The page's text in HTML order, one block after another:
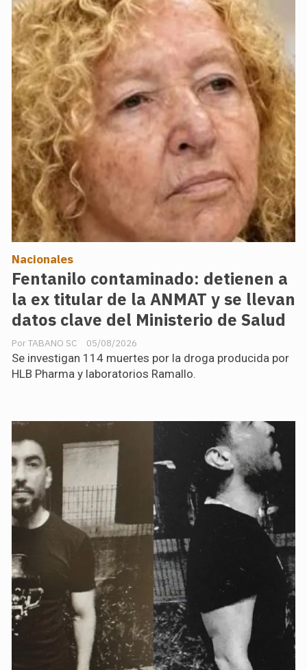
Fentanilo contaminado: detienen a
la ex titular de la ANMAT y se llevan
datos clave del Ministerio de Salud
TABANO SC
Nacionales
05/08/2026
Se investigan 114 muertes por la droga producida por
HLB Pharma y laboratorios Ramallo.